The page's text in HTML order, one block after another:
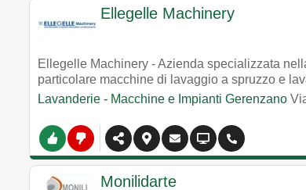
Ellegelle Machinery
Ellegelle Machinery - Azienda specializzata
particolare macchine di lavaggio a spruzzo e
Lavanderie - Macchine e Impianti Gerenzano
Monilidarte